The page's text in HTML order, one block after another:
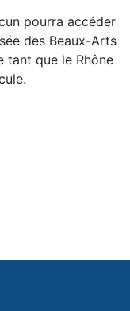
pourra accéder
des Beaux-Arts
tant que le Rhône